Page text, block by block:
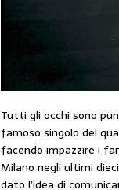
Tutti gli occhi sono
famoso singolo del
facendo impazzire i
Milano negli ultimi
dato l’idea di